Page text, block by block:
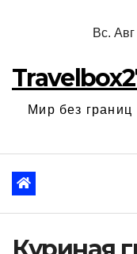
Вс.
Мир без границ